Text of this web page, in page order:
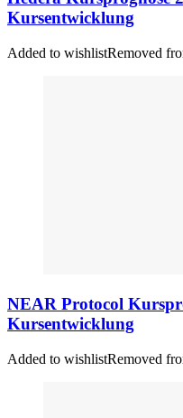
Kursentwicklung
Added to wishlistRemoved
NEAR Protocol
Kursentwicklung
Added to wishlistRemoved